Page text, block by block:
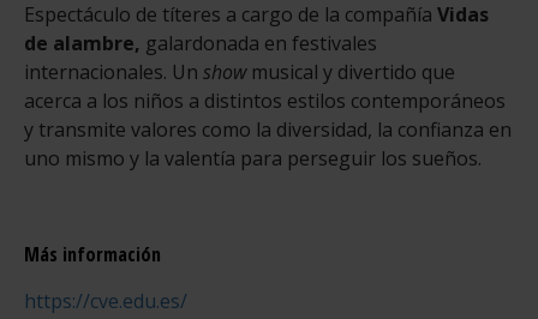
Espectáculo de títeres a cargo de la compañía Vidas
de alambre, galardonada en festivales
internacionales. Un show musical y divertido que
acerca a los niños a distintos estilos contemporáneos
y transmite valores como la diversidad, la confianza en
uno mismo y la valentía para perseguir los sueños.
Más información
https://cve.edu.es/